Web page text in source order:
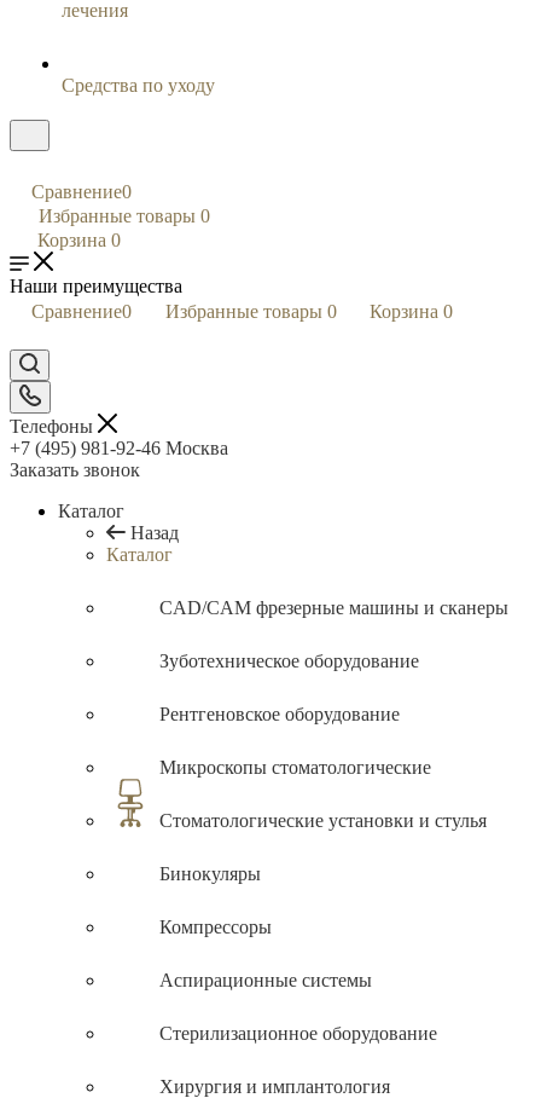
лечения
Средства по уходу
Сравнение0
Избранные товары 0
Корзина 0
Наши преимущества
Сравнение0 Избранные товары 0 Корзина 0
Телефоны
+7 (495) 981-92-46 Москва
Заказать звонок
Каталог
Назад
Каталог
CAD/CAM фрезерные машины и сканеры
Зуботехническое оборудование
Рентгеновское оборудование
Микроскопы стоматологические
Стоматологические установки и стулья
Бинокуляры
Компрессоры
Аспирационные системы
Стерилизационное оборудование
Хирургия и имплантология